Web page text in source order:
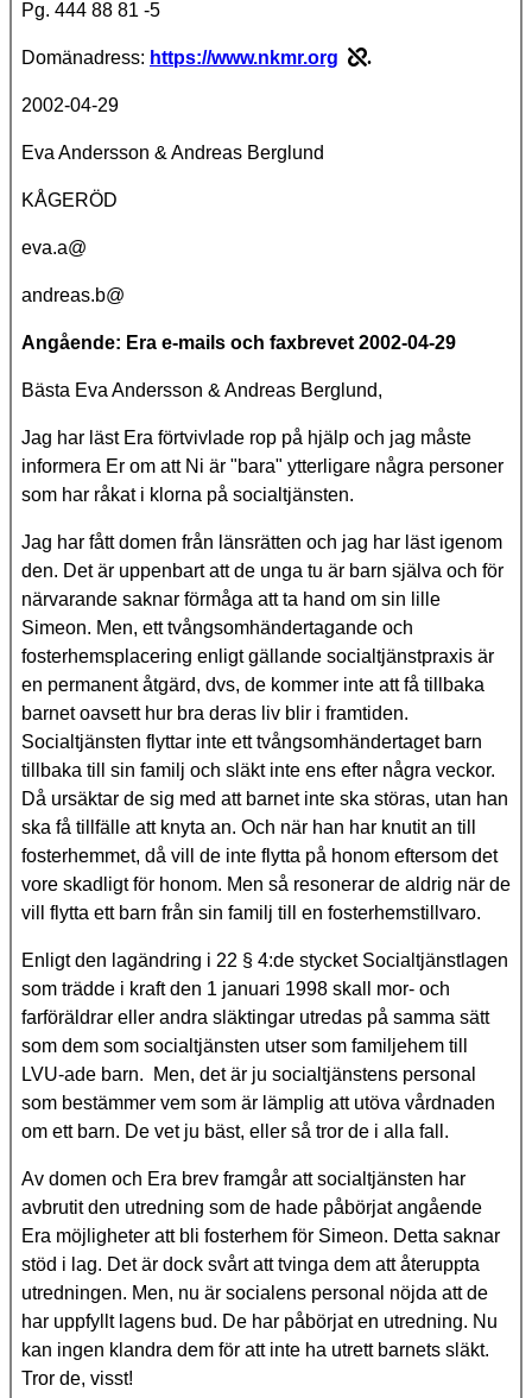
Pg. 444 88 81 -5
Domänadress: https://www.nkmr.org .
2002-04-29
Eva Andersson & Andreas Berglund
KÅGERÖD
eva.a@
andreas.b@
Angående: Era e-mails och faxbrevet 2002-04-29
Bästa Eva Andersson & Andreas Berglund,
Jag har läst Era förtvivlade rop på hjälp och jag måste
informera Er om att Ni är "bara" ytterligare några personer
som har råkat i klorna på socialtjänsten.
Jag har fått domen från länsrätten och jag har läst igenom
den. Det är uppenbart att de unga tu är barn själva och för
närvarande saknar förmåga att ta hand om sin lille
Simeon. Men, ett tvångsomhändertagande och
fosterhemsplacering enligt gällande socialtjänstpraxis är
en permanent åtgärd, dvs, de kommer inte att få tillbaka
barnet oavsett hur bra deras liv blir i framtiden.
Socialtjänsten flyttar inte ett tvångsomhändertaget barn
tillbaka till sin familj och släkt inte ens efter några veckor.
Då ursäktar de sig med att barnet inte ska störas, utan han
ska få tillfälle att knyta an. Och när han har knutit an till
fosterhemmet, då vill de inte flytta på honom eftersom det
vore skadligt för honom. Men så resonerar de aldrig när de
vill flytta ett barn från sin familj till en fosterhemstillvaro.
Enligt den lagändring i 22 § 4:de stycket Socialtjänstlagen
som trädde i kraft den 1 januari 1998 skall mor- och
farföräldrar eller andra släktingar utredas på samma sätt
som dem som socialtjänsten utser som familjehem till
LVU-ade barn. Men, det är ju socialtjänstens personal
som bestämmer vem som är lämplig att utöva vårdnaden
om ett barn. De vet ju bäst, eller så tror de i alla fall.
Av domen och Era brev framgår att socialtjänsten har
avbrutit den utredning som de hade påbörjat angående
Era möjligheter att bli fosterhem för Simeon. Detta saknar
stöd i lag. Det är dock svårt att tvinga dem att återuppta
utredningen. Men, nu är socialens personal nöjda att de
har uppfyllt lagens bud. De har påbörjat en utredning. Nu
kan ingen klandra dem för att inte ha utrett barnets släkt.
Tror de, visst!